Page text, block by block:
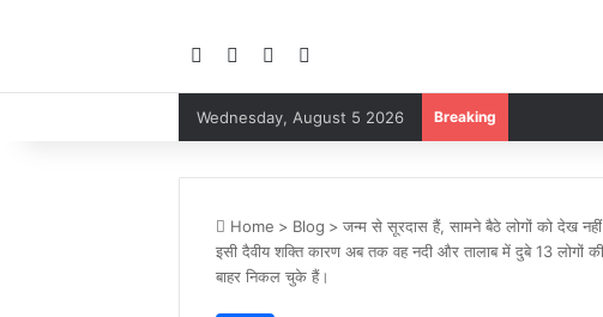
FacebookYouTubeInstagram
Wednesday, August 5 2026 Breaking
Home > Blog > जन्म से सूरदास हैं, सामने बैठे लोगों को देख
इसी दैवीय शक्ति कारण अब तक वह नदी और तालाब में दुबे 13
बाहर निकल चुके हैं।